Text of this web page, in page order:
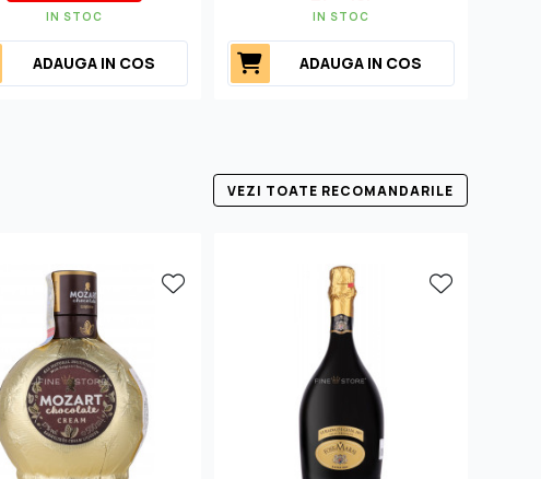
IN STOC
ADAUGA IN COS
IN STOC
ADAUGA IN COS
VEZI TOATE RECOMANDARILE